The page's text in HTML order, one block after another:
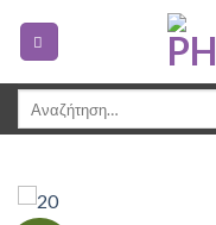
Αναζήτηση